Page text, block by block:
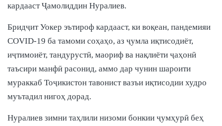
кардааст Ҷамолиддин Нуралиев.
Бридҷит Уокер эътироф кардааст, ки воқеан, пандемияи
COVID-19 ба тамоми соҳаҳо, аз ҷумла иқтисодиёт,
иҷтимоиёт, тандурустӣ, маориф ва нақлиёти ҷаҳонӣ
таъсири манфӣ расонид, аммо дар чунин шароити
мураккаб Тоҷикистон тавонист вазъи иқтисодии худро
муътадил нигоҳ дорад.
Нуралиев зимни таҳлили низоми бонкии ҷумҳурӣ беҳ